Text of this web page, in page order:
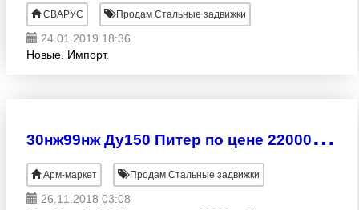
СВАРУС Продам Стальные задвижки
24.01.2019 18:36
Новые. Импорт.
3
0нж99нж Ду150 Питер по цене 22000 руб/шт . Екатеринбург
Арм-маркет Продам Стальные задвижки
26.11.2018 03:08